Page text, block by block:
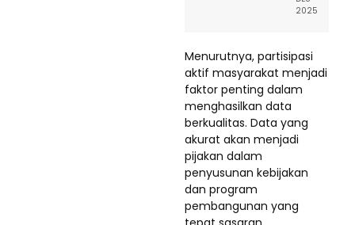
2025
Menurutnya, partisipasi
aktif masyarakat menjadi
faktor penting dalam
menghasilkan data
berkualitas. Data yang
akurat akan menjadi
pijakan dalam
penyusunan kebijakan
dan program
pembangunan yang